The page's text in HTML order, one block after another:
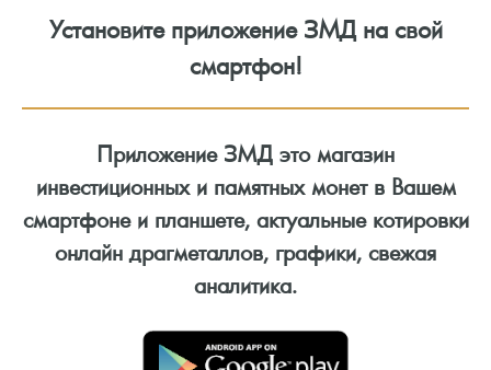
Установите приложение ЗМД на свой
смартфон!
Приложение ЗМД это магазин
инвестиционных и памятных монет в Вашем
смартфоне и планшете, актуальные котировки
онлайн драгметаллов, графики, свежая
аналитика.